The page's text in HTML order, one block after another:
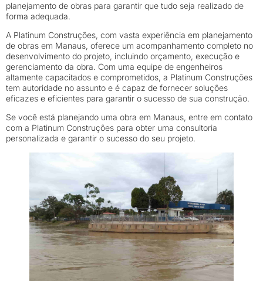
planejamento de obras para garantir que tudo seja realizado de
forma adequada.
A Platinum Construções, com vasta experiência em planejamento
de obras em Manaus, oferece um acompanhamento completo no
desenvolvimento do projeto, incluindo orçamento, execução e
gerenciamento da obra. Com uma equipe de engenheiros
altamente capacitados e comprometidos, a Platinum Construções
tem autoridade no assunto e é capaz de fornecer soluções
eficazes e eficientes para garantir o sucesso de sua construção.
Se você está planejando uma obra em Manaus, entre em contato
com a Platinum Construções para obter uma consultoria
personalizada e garantir o sucesso do seu projeto.